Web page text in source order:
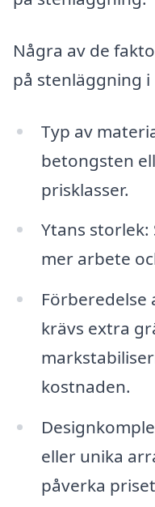
Några av de
på stenläggning
Typ av
betongsten
prisklasser.
Ytans
mer arbete
Förberedelse
krävs extra
kostnaden.
eller unika
påverka